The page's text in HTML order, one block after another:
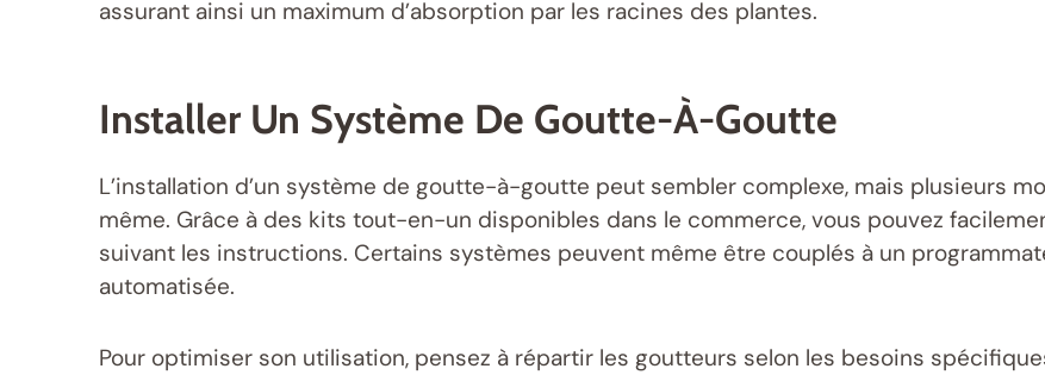
assurant ainsi un maximum d’absorption par les racines des plantes.
Installer Un Système De Goutte-À-Goutte
L’installation d’un système de goutte-à-goutte peut sembler complexe, mais plusieurs
même. Grâce à des kits tout-en-un disponibles dans le commerce, vous pouvez
suivant les instructions. Certains systèmes peuvent même être couplés à un
automatisée.
Pour optimiser son utilisation, pensez à répartir les goutteurs selon les besoins